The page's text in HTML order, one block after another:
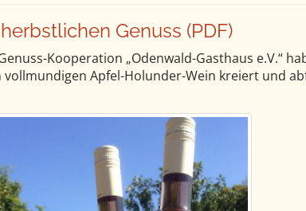
Genuss (PDF)
Kooperation „Odenwald-Gasthaus e.V.“
Apfel-Holunder-Wein kreiert und